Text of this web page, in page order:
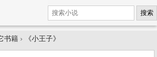
搜索
书籍 › 《小王子》